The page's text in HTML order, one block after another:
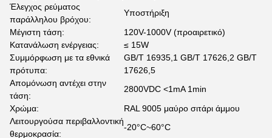
Έλεγχος ρεύματος
παράλληλου βρόχου:
Υποστήριξη
Μέγιστη τάση:
120V-1000V (προαιρετικό)
Κατανάλωση ενέργειας:
≤ 15W
Συμμόρφωση με τα εθνικά
πρότυπα:
GB/T 16935,1 GB/T 17626,2 GB/T
17626,5
Απομόνωση αντέχει στην
τάση:
2800VDC <1mA 1min
Χρώμα:
RAL 9005 μαύρο σιτάρι άμμου
Λειτουργούσα περιβαλλοντική
θερμοκρασία:
-20°C~60°C